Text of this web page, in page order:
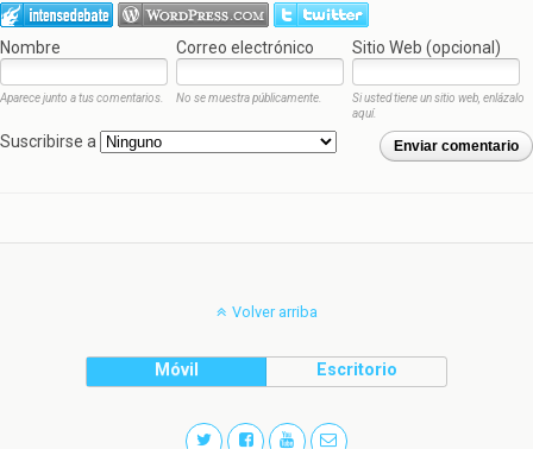
Nombre Correo electrónico Sitio Web (opcional)
Aparece junto a tus comentarios. No se muestra públicamente.
Si usted tiene un sitio web, enlázalo
aquí.
Enviar comentario
Suscribirse a
Volver arriba
Móvil Escritorio